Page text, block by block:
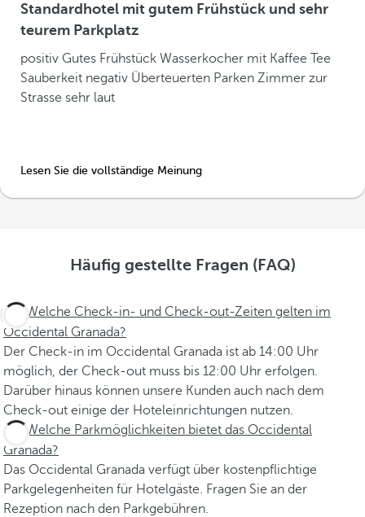
Standardhotel mit gutem Frühstück und sehr
teurem Parkplatz
positiv Gutes Frühstück Wasserkocher mit Kaffee Tee
Sauberkeit negativ Überteuerten Parken Zimmer zur
Strasse sehr laut
Lesen Sie die vollständige Meinung
Häufig gestellte Fragen (FAQ)
Welche Check-in- und Check-out-Zeiten gelten im
Occidental Granada?
Der Check-in im Occidental Granada ist ab 14:00 Uhr
möglich, der Check-out muss bis 12:00 Uhr erfolgen.
Darüber hinaus können unsere Kunden auch nach dem
Check-out einige der Hoteleinrichtungen nutzen.
Welche Parkmöglichkeiten bietet das Occidental
Granada?
Das Occidental Granada verfügt über kostenpflichtige
Parkgelegenheiten für Hotelgäste. Fragen Sie an der
Rezeption nach den Parkgebühren.